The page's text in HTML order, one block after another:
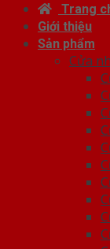
Trang
Giới thiệu
Sản phẩm
Cửa